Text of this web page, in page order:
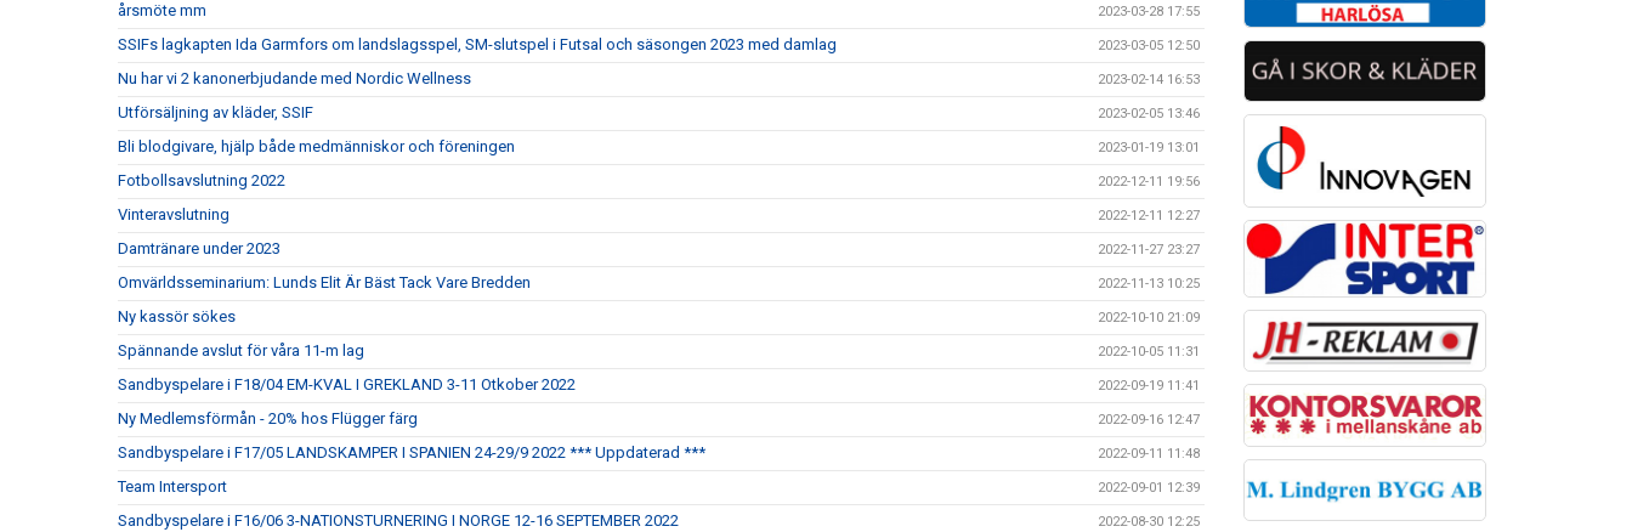
årsmöte mm 2023-03-28 17:55
SSIFs lagkapten Ida Garmfors om landslagsspel, SM-slutspel i Futsal och säsongen 2023 med damlag 2023-03-05 12:50
Nu har vi 2 kanonerbjudande med Nordic Wellness 2023-02-14 16:53
Utförsäljning av kläder, SSIF 2023-02-05 13:46
Bli blodgivare, hjälp både medmänniskor och föreningen 2023-01-19 13:01
Fotbollsavslutning 2022 2022-12-11 19:56
Vinteravslutning 2022-12-11 12:27
Damtränare under 2023 2022-11-27 23:27
Omvärldsseminarium: Lunds Elit Är Bäst Tack Vare Bredden 2022-11-13 10:25
Ny kassör sökes 2022-10-10 21:09
Spännande avslut för våra 11-m lag 2022-10-05 11:31
Sandbyspelare i F18/04 EM-KVAL I GREKLAND 3-11 Otkober 2022 2022-09-19 11:41
Ny Medlemsförmån - 20% hos Flügger färg 2022-09-16 12:47
Sandbyspelare i F17/05 LANDSKAMPER I SPANIEN 24-29/9 2022 *** Uppdaterad *** 2022-09-11 11:48
Team Intersport 2022-09-01 12:39
Sandbyspelare i F16/06 3-NATIONSTURNERING I NORGE 12-16 SEPTEMBER 2022 2022-08-30 12:25